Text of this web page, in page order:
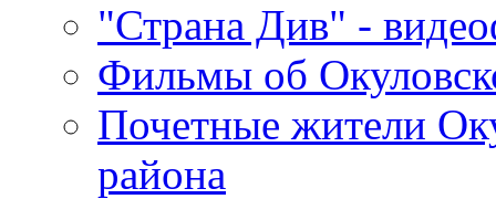
"Страна Див" -
Фильмы об
Почетные жители
района